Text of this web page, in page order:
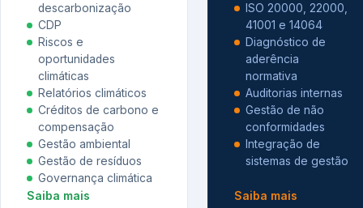
descarbonização
CDP
Riscos e
oportunidades
climáticas
Relatórios climáticos
Créditos de carbono e
compensação
Gestão ambiental
Gestão de resíduos
Governança climática
Saiba mais
ISO 20000, 22000,
41001 e 14064
Diagnóstico de
aderência
normativa
Auditorias internas
Gestão de não
conformidades
Integração de
sistemas de gestão
Saiba mais